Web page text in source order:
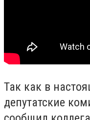
Так как в
депутатские